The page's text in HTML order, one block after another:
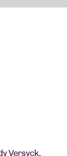
Versyck,